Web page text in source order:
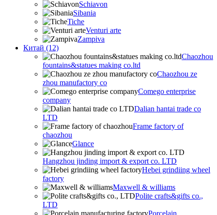
Schiavon
Sibania
Tiche
Venturi arte
Zampiva
Китай (12)
Chaozhou
fountains&statues making co.ltd
Chaozhou ze
zhou manufactory co
Comego enterprise
company
Dalian hantai trade co
LTD
Frame factory of
chaozhou
Glance
Hangzhou jinding import & export co. LTD
Hebei grindiing wheel
factory
Maxwell & williams
Polite crafts&gifts co.,
LTD
Porcelain